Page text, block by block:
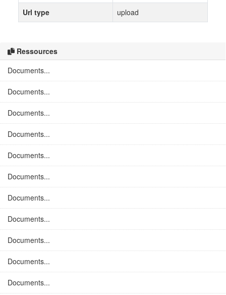
Ressources
Documents...
Documents...
Documents...
Documents...
Documents...
Documents...
Documents...
Documents...
Documents...
Documents...
Documents...
Url type
upload